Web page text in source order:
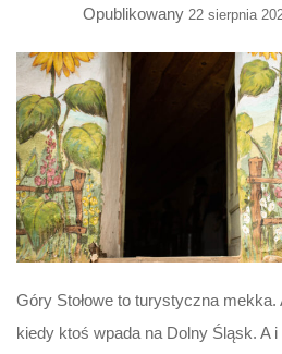
Opublikowany 22 sierpnia
Góry Stołowe to turystyczna
kiedy ktoś wpada na Dolny Śląsk. A